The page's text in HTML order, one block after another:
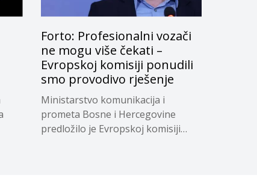
Forto: Profesionalni vozači
ne mogu više čekati –
Evropskoj komisiji ponudili
smo provodivo rješenje
Ministarstvo komunikacija i
prometa Bosne i Hercegovine
predložilo je Evropskoj komisiji